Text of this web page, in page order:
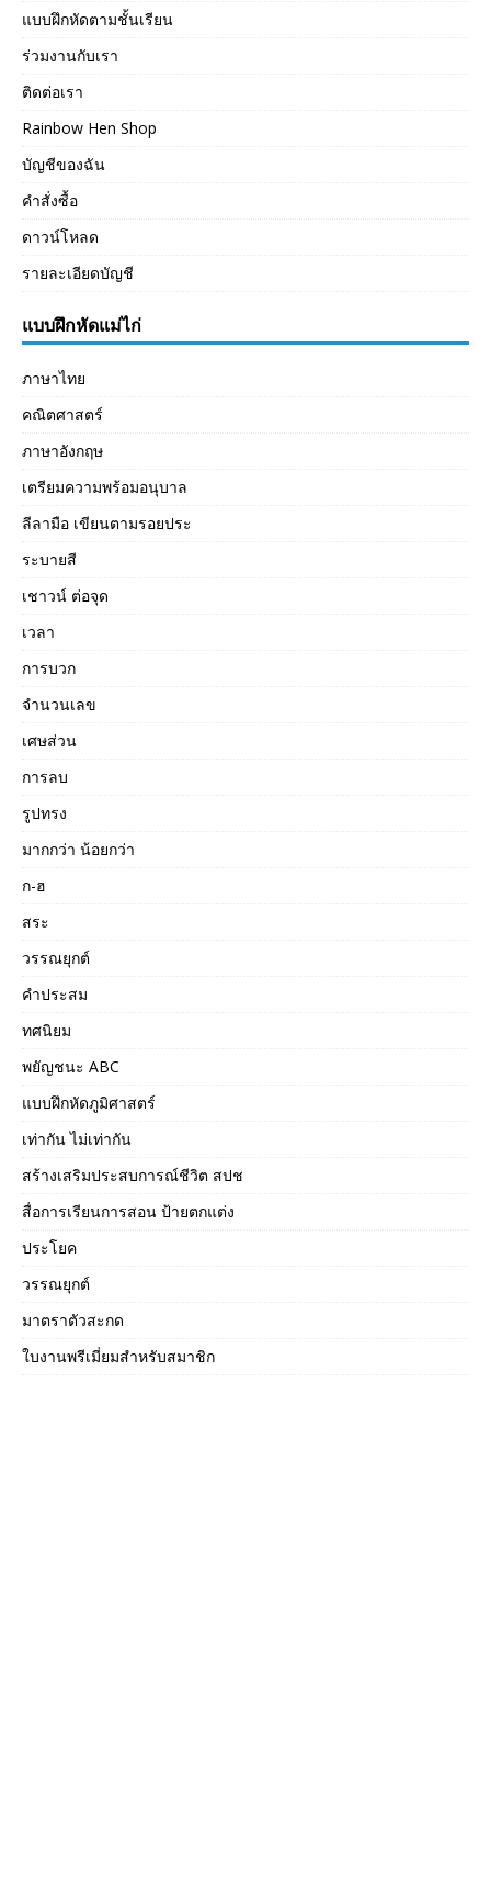
แบบฝึกหัดตามชั้นเรียน
ร่วมงานกับเรา
ติดต่อเรา
Rainbow Hen Shop
บัญชีของฉัน
คำสั่งซื้อ
ดาวน์โหลด
รายละเอียดบัญชี
แบบฝึกหัดแม่ไก่
ภาษาไทย
คณิตศาสตร์
ภาษาอังกฤษ
เตรียมความพร้อมอนุบาล
ลีลามือ เขียนตามรอยประ
ระบายสี
เชาวน์ ต่อจุด
เวลา
การบวก
จำนวนเลข
เศษส่วน
การลบ
รูปทรง
มากกว่า น้อยกว่า
ก-ฮ
สระ
วรรณยุกต์
คำประสม
ทศนิยม
พยัญชนะ ABC
แบบฝึกหัดภูมิศาสตร์
เท่ากัน ไม่เท่ากัน
สร้างเสริมประสบการณ์ชีวิต สปช
สื่อการเรียนการสอน ป้ายตกแต่ง
ประโยค
วรรณยุกต์
มาตราตัวสะกด
ใบงานพรีเมี่ยมสำหรับสมาชิก